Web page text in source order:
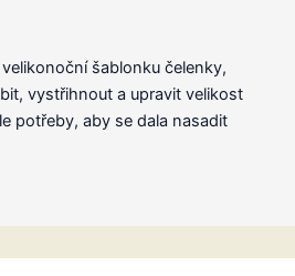
šablonku čelenky,
vystřihnout a upravit velikost
potřeby, aby se dala nasadit